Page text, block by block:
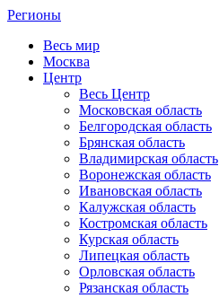
Регионы
Весь мир
Москва
Центр
Весь Центр
Московская область
Белгородская область
Брянская область
Владимирская область
Воронежская область
Ивановская область
Калужская область
Костромская область
Курская область
Липецкая область
Орловская область
Рязанская область